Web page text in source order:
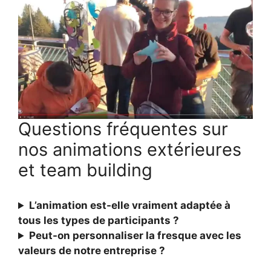
Questions fréquentes sur
nos animations extérieures
et team building
L’animation est-elle vraiment adaptée à
tous les types de participants ?
Peut-on personnaliser la fresque avec les
valeurs de notre entreprise ?